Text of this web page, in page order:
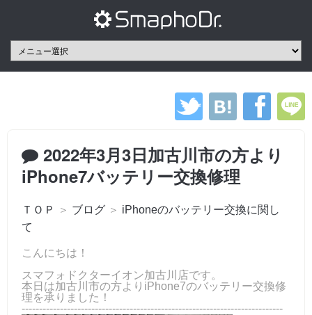
2022年3月3日加古川市の方より
iPhone7バッテリー交換修理
ＴＯＰ ＞ ブログ ＞ iPhoneのバッテリー交換に関し
て
こんにちは！
スマフォドクターイオン加古川店です。
本日は加古川市の方よりiPhone7のバッテリー交換修
理を承りました！
---------------------------------------------------------------------------